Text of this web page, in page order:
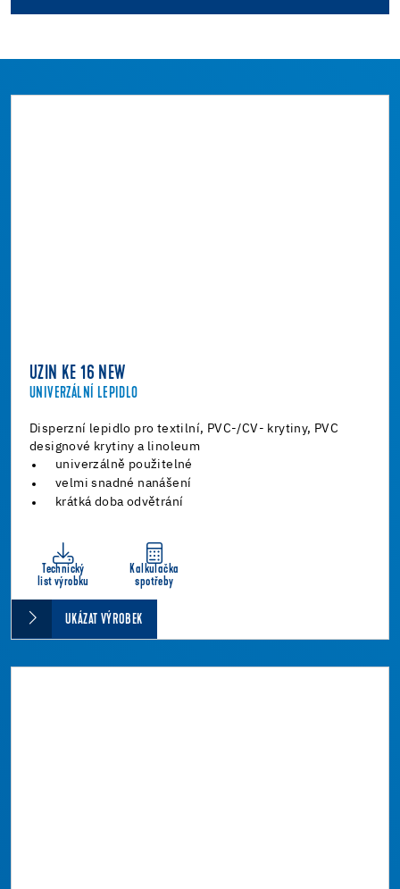
UZIN KE 16 NEW
UNIVERZÁLNÍ LEPIDLO
Disperzní lepidlo pro textilní, PVC-/CV- krytiny, PVC
designové krytiny a linoleum
univerzálně použitelné
velmi snadné nanášení
krátká doba odvětrání
Technický
list výrobku
Kalkulačka
spotřeby
UKÁZAT VÝROBEK